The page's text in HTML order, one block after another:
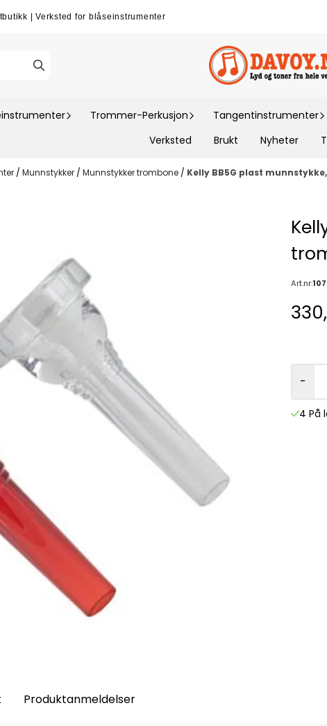
Verksted for blåseinstrumenter
Trommer-Perkusjon Tangentinstrumenter
Verksted
Brukt Nyheter
/ Munnstykker / Munnstykker trombone / Kelly BB5G plast
Art.nr:
-
4 På
Produktanmeldelser